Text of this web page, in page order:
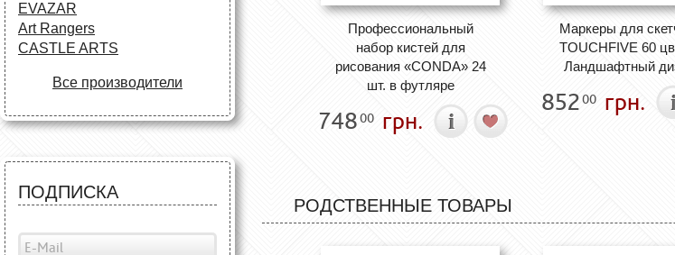
EVAZAR
Art Rangers
CASTLE ARTS
Все производители
ПОДПИСКА
Профессиональный
набор кистей для
рисования «CONDA» 24
шт. в футляре
74800 грн.
Маркеры для
TOUCHFIVE 60
Ландшафтный
85200 грн.
РОДСТВЕННЫЕ ТОВАРЫ